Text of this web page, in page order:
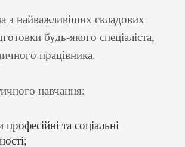
з найважливіших складових
будь-якого спеціаліста,
працівника.
навчання:
та соціальні